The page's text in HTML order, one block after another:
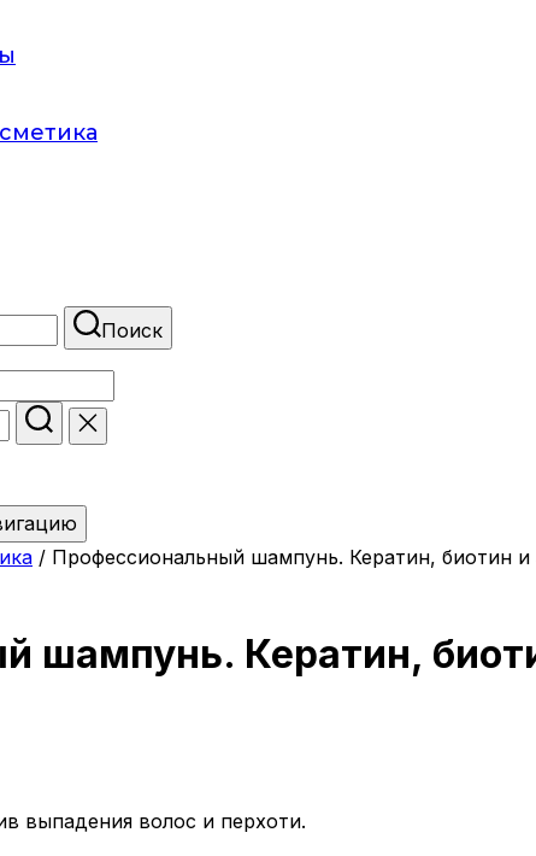
Поиск
/ Профессиональный шампунь. Кератин, биотин и
шампунь. Кератин,
выпадения волос и перхоти.